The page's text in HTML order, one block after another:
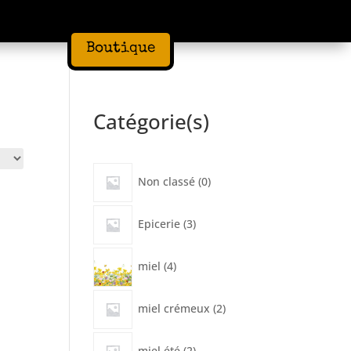
Boutique
Catégorie(s)
Non classé 0
produit
Epicerie 3
produits
miel 4
produits
miel crémeux 2
produits